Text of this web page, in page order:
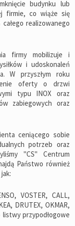
budynku lub
firmie, co wiąże się
realizowanego
firmy mobilizuje i
i udoskonaleń
W przyszłym roku
oferty o drzwi
typu INOX oraz
zabiegowych oraz
ceniącego sobie
potrzeb oraz
"CS" Centrum
Państwo również
VOSTER, CALL,
DRUTEX, OKMAR,
listwy przypodłogowe